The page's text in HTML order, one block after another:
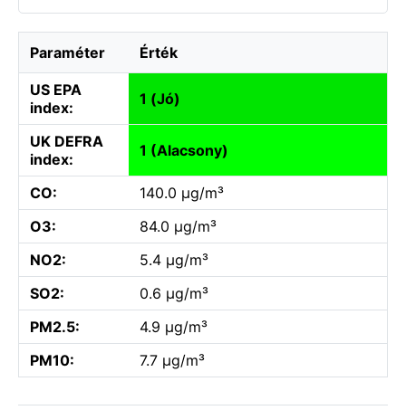
Paraméter Érték
US EPA
index:
1 (Jó)
UK DEFRA
index:
1 (Alacsony)
CO:
140.0 µg/m³
O3:
84.0 µg/m³
NO2:
5.4 µg/m³
SO2:
0.6 µg/m³
PM2.5:
4.9 µg/m³
PM10:
7.7 µg/m³